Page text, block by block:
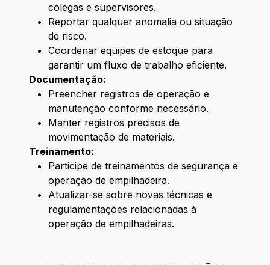
colegas e supervisores.
Reportar qualquer anomalia ou situação
de risco.
Coordenar equipes de estoque para
garantir um fluxo de trabalho eficiente.
Documentação:
Preencher registros de operação e
manutenção conforme necessário.
Manter registros precisos de
movimentação de materiais.
Treinamento:
Participe de treinamentos de segurança e
operação de empilhadeira.
Atualizar-se sobre novas técnicas e
regulamentações relacionadas à
operação de empilhadeiras.